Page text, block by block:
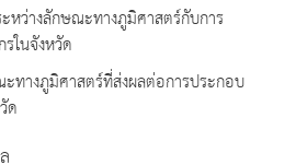
หว่างลักษณะทางภูมิศาสตร์กับการ
ในจังหวัด
ทางภูมิศาสตร์ที่ส่งผลต่อการประกอบ
ด